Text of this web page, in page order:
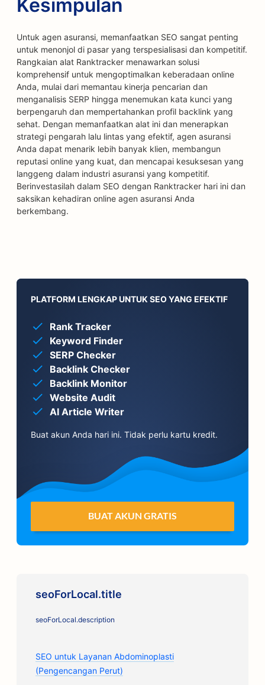
Kesimpulan
Untuk agen asuransi, memanfaatkan SEO sangat penting
untuk menonjol di pasar yang terspesialisasi dan kompetitif.
Rangkaian alat Ranktracker menawarkan solusi
komprehensif untuk mengoptimalkan keberadaan online
Anda, mulai dari memantau kinerja pencarian dan
menganalisis SERP hingga menemukan kata kunci yang
berpengaruh dan mempertahankan profil backlink yang
sehat. Dengan memanfaatkan alat ini dan menerapkan
strategi pengarah lalu lintas yang efektif, agen asuransi
Anda dapat menarik lebih banyak klien, membangun
reputasi online yang kuat, dan mencapai kesuksesan yang
langgeng dalam industri asuransi yang kompetitif.
Berinvestasilah dalam SEO dengan Ranktracker hari ini dan
saksikan kehadiran online agen asuransi Anda
berkembang.
PLATFORM LENGKAP UNTUK SEO YANG EFEKTIF
Rank Tracker
Keyword Finder
SERP Checker
Backlink Checker
Backlink Monitor
Website Audit
AI Article Writer
Buat akun Anda hari ini. Tidak perlu kartu kredit.
BUAT AKUN GRATIS
seoForLocal.title
seoForLocal.description
SEO untuk Layanan Abdominoplasti
(Pengencangan Perut)